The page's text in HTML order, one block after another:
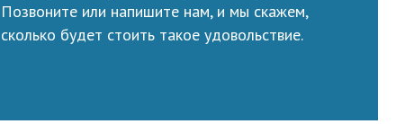
Позвоните или напишите нам, и мы скажем,
сколько будет стоить такое удовольствие.